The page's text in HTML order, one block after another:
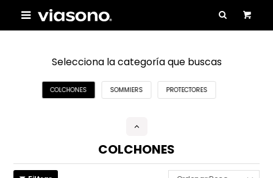

Selecciona la categoría que buscas
COLCHONES SOMMIERS PROTECTORES
COLCHONES